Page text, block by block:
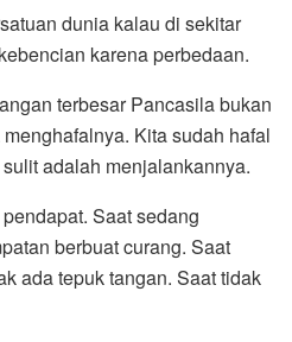
dunia kalau di sekitar
karena perbedaan.
terbesar Pancasila bukan
Kita sudah hafal
adalah menjalankannya.
Saat sedang
berbuat curang. Saat
ada tepuk tangan. Saat tidak